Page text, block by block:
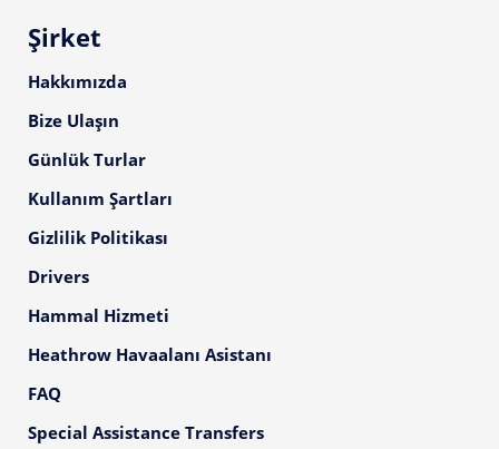
Şirket
Hakkımızda
Bize Ulaşın
Günlük Turlar
Kullanım Şartları
Gizlilik Politikası
Drivers
Hammal Hizmeti
Heathrow Havaalanı Asistanı
FAQ
Special Assistance Transfers